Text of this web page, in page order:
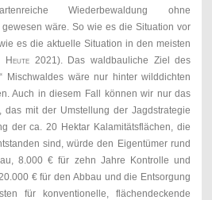
Wiederbewaldung ohne
wäre. So wie es die Situation vor
es die aktuelle Situation in den meisten
Heute 2021). Das waldbauliche Ziel des
Mischwaldes wäre nur hinter wilddichten
Auch in diesem Fall können wir nur das
das mit der Umstellung der Jagdstrategie
der ca. 20 Hektar Kalamitätsflächen, die
sind, würde den Eigentümer rund
8.000 € für zehn Jahre Kontrolle und
€ für den Abbau und die Entsorgung
für konventionelle, flächendeckende